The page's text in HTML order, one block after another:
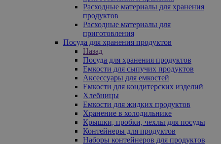
Расходные материалы для хранения
продуктов
Расходные материалы для
приготовления
Посуда для хранения продуктов
Назад
Посуда для хранения продуктов
Емкости для сыпучих продуктов
Аксессуары для емкостей
Емкости для кондитерских изделий
Хлебницы
Емкости для жидких продуктов
Хранение в холодильнике
Крышки, пробки, чехлы для посуды
Контейнеры для продуктов
Наборы контейнеров для продуктов